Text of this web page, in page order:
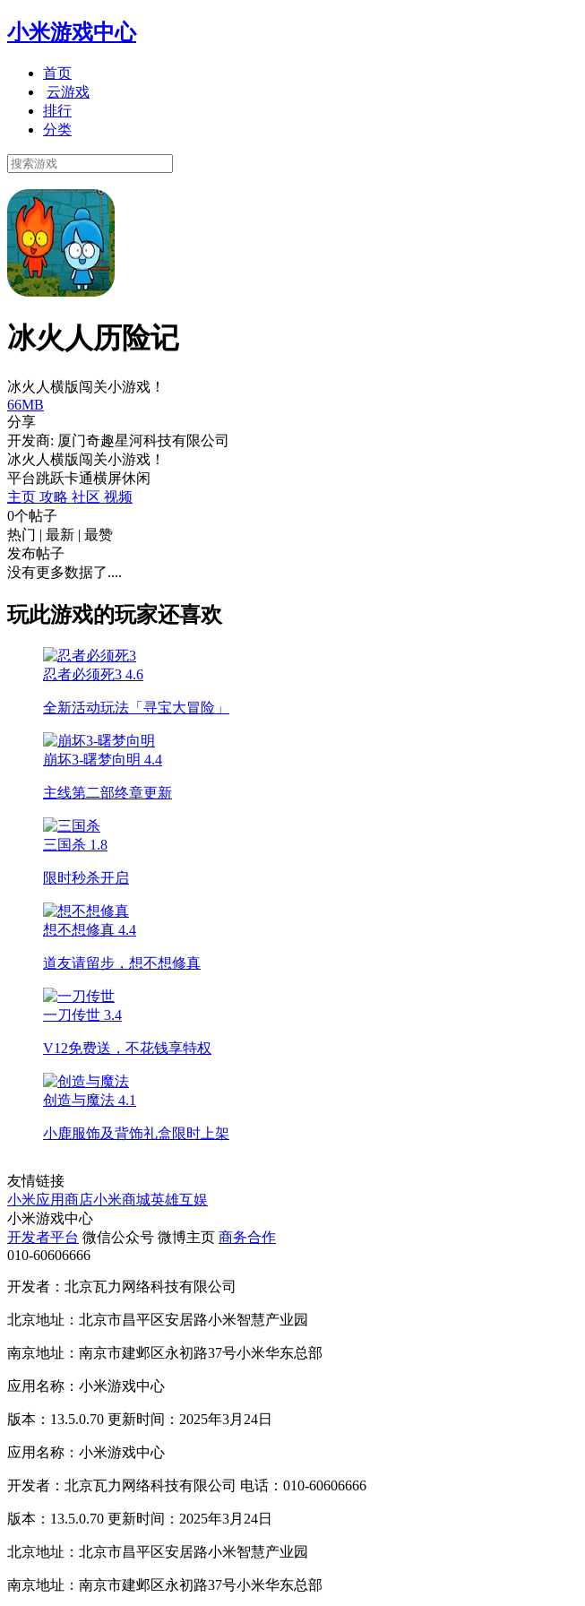
小米游戏中心
首页
云游戏
排行
分类
冰火人历险记
冰火人横版闯关小游戏！
66MB
分享
开发商: 厦门奇趣星河科技有限公司
冰火人横版闯关小游戏！
平台跳跃卡通横屏休闲
主页 攻略 社区 视频
0个帖子
热门 | 最新 | 最赞
发布帖子
没有更多数据了....
玩此游戏的玩家还喜欢
忍者必须死3 4.6
全新活动玩法「寻宝大冒险」
崩坏3-曙梦向明 4.4
主线第二部终章更新
三国杀 1.8
限时秒杀开启
想不想修真 4.4
道友请留步，想不想修真
一刀传世 3.4
V12免费送，不花钱享特权
创造与魔法 4.1
小鹿服饰及背饰礼盒限时上架
友情链接
小米应用商店小米商城英雄互娱
小米游戏中心
开发者平台 微信公众号 微博主页 商务合作
010-60606666
开发者：北京瓦力网络科技有限公司
北京地址：北京市昌平区安居路小米智慧产业园
南京地址：南京市建邺区永初路37号小米华东总部
应用名称：小米游戏中心
版本：13.5.0.70 更新时间：2025年3月24日
应用名称：小米游戏中心
开发者：北京瓦力网络科技有限公司 电话：010-60606666
版本：13.5.0.70 更新时间：2025年3月24日
北京地址：北京市昌平区安居路小米智慧产业园
南京地址：南京市建邺区永初路37号小米华东总部